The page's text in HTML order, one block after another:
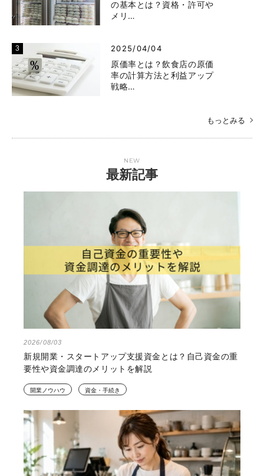
の基本とは？資格・許可や
メリ…
2025/04/04
原価率とは？飲食店の原価
率の計算方法と利益アップ
戦略…
もっとみる
NEW
最新記事
2026/08/03
新規開業・スタートアップ支援資金とは？自己資金の重
要性や資金調達のメリットを解説
開業ノウハウ 資金・手続き